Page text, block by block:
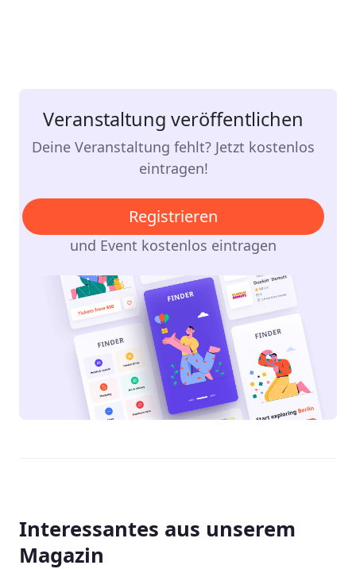
Veranstaltung veröffentlichen
Deine Veranstaltung fehlt? Jetzt kostenlos
eintragen!
Registrieren
und Event kostenlos eintragen
Interessantes aus unserem
Magazin